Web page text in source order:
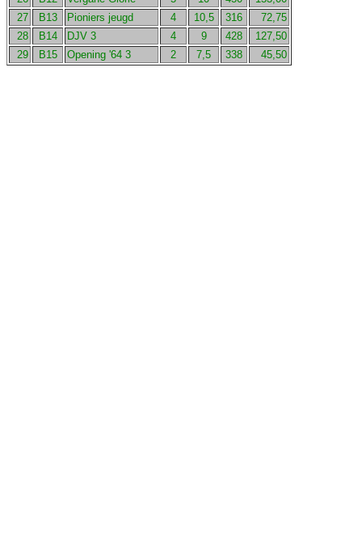
27
B13 Pioniers jeugd 4 10,5 316
72,75
28
B14 DJV 3 4 9 428
127,50
29
B15 Opening '64 3 2 7,5 338 45,50